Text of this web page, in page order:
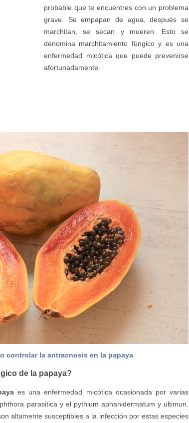
probable que te encuentres con un problema
grave. Se empapan de agua, después se
marchitan, se secan y mueren. Esto se
denomina marchitamiento fúngico y es una
enfermedad micótica que puede prevenirse
afortunadamente.
controlar la antracnosis en la papaya
de la papaya?
es una enfermedad micótica ocasionada por varias
parasitica y el pythium aphanidermatum y ultimun.
altamente susceptibles a la infección por estas especies